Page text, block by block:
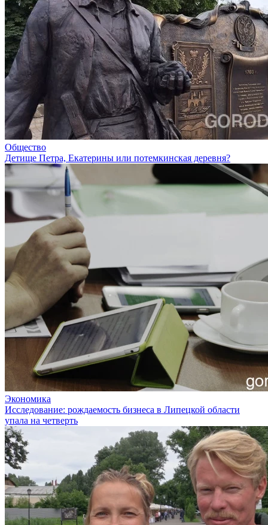
Общество
Детище Петра, Екатерины или потемкинская деревня?
Экономика
Исследование: рождаемость бизнеса в Липецкой области
упала на четверть